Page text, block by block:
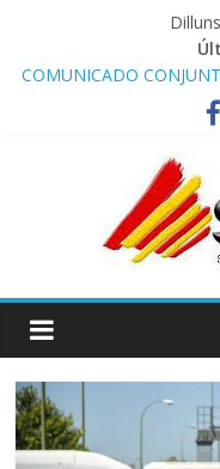
COMUNICADO
Comunicado STAC/
‘Esquadra del
Programa de Radio TAXI
STAC/ATC SOLICITAN
OPERATIVA DE
Programa de Radio TAXI